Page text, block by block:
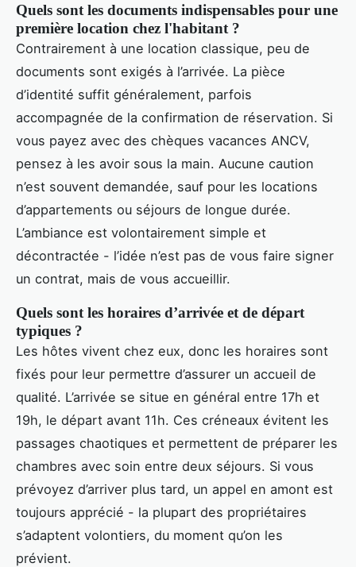
Quels sont les documents indispensables pour une
première location chez l'habitant ?
Contrairement à une location classique, peu de
documents sont exigés à l’arrivée. La pièce
d’identité suffit généralement, parfois
accompagnée de la confirmation de réservation. Si
vous payez avec des chèques vacances ANCV,
pensez à les avoir sous la main. Aucune caution
n’est souvent demandée, sauf pour les locations
d’appartements ou séjours de longue durée.
L’ambiance est volontairement simple et
décontractée - l’idée n’est pas de vous faire signer
un contrat, mais de vous accueillir.
Quels sont les horaires d’arrivée et de départ
typiques ?
Les hôtes vivent chez eux, donc les horaires sont
fixés pour leur permettre d’assurer un accueil de
qualité. L’arrivée se situe en général entre 17h et
19h, le départ avant 11h. Ces créneaux évitent les
passages chaotiques et permettent de préparer les
chambres avec soin entre deux séjours. Si vous
prévoyez d’arriver plus tard, un appel en amont est
toujours apprécié - la plupart des propriétaires
s’adaptent volontiers, du moment qu’on les
prévient.